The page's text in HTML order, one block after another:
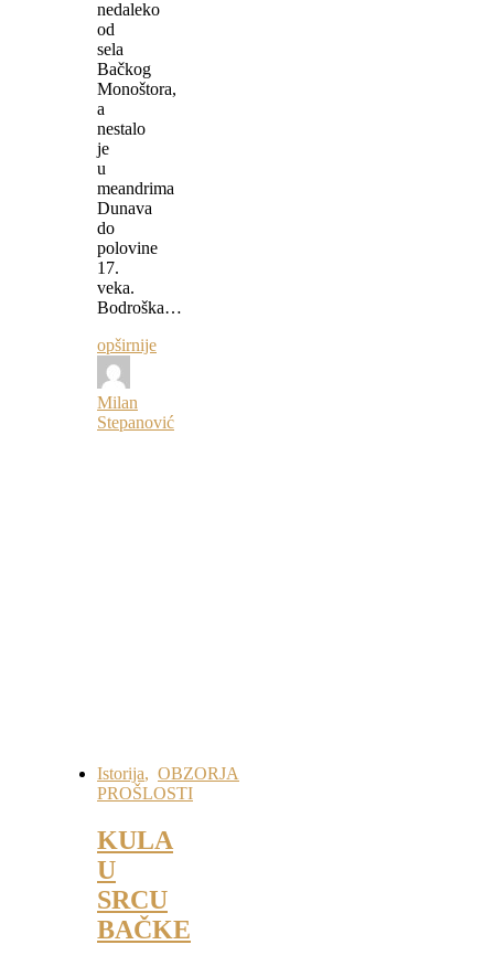
nedaleko
od
sela
Bačkog
Monoštora,
a
nestalo
je
u
meandrima
Dunava
do
polovine
17.
veka.
Bodroška…
opširnije
Milan
Stepanović
Istorija, OBZORJA
PROŠLOSTI
KULA
U
SRCU
BAČKE